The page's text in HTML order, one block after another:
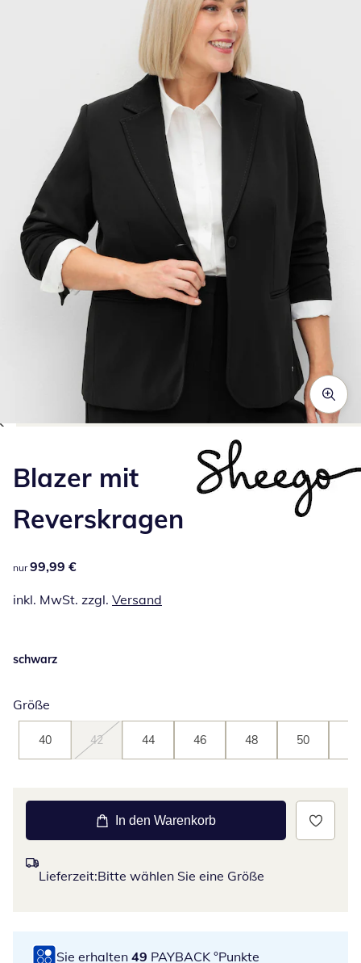
Blazer mit
Reverskragen
99,99 €
nur 99,99 €
inkl. MwSt. zzgl. Versand
schwarz
Größe
40 42 44 46 48 50
In den Warenkorb
Lieferzeit:Bitte wählen Sie eine Größe
Sie erhalten 49 PAYBACK °Punkte